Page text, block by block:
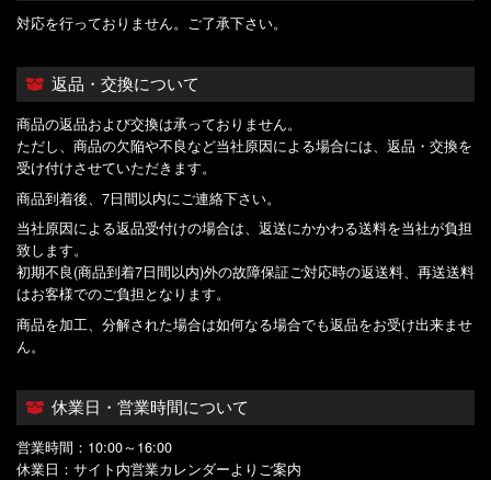
対応を行っておりません。ご了承下さい。
返品・交換について
商品の返品および交換は承っておりません。
ただし、商品の欠陥や不良など当社原因による場合には、返品・交換を
受け付けさせていただきます。
商品到着後、7日間以内にご連絡下さい。
当社原因による返品受付けの場合は、返送にかかわる送料を当社が負担
致します。
初期不良(商品到着7日間以内)外の故障保証ご対応時の返送料、再送送料
はお客様でのご負担となります。
商品を加工、分解された場合は如何なる場合でも返品をお受け出来ませ
ん。
休業日・営業時間について
営業時間：10:00～16:00
休業日：サイト内営業カレンダーよりご案内